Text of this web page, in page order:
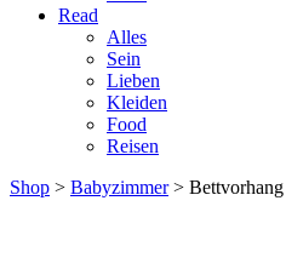
Read
Alles
Sein
Lieben
Kleiden
Food
Reisen
Shop > Babyzimmer> Bettvorhang